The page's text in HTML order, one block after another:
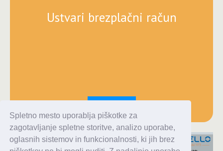
Spletno mesto uporablja piškotke za
zagotavljanje spletne storitve, analizo uporabe,
oglasnih sistemov in funkcionalnosti, ki jih brez
Ustvari brezplačni račun